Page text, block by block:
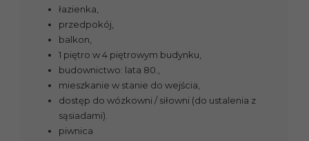
łazienka,
przedpokój,
balkon,
1 piętro w 4 piętrowym budynku,
budownictwo: lata 80.,
mieszkanie w stanie do wejścia,
dostęp do wózkowni / siłowni (do ustalenia z
sąsiadami).
piwnica